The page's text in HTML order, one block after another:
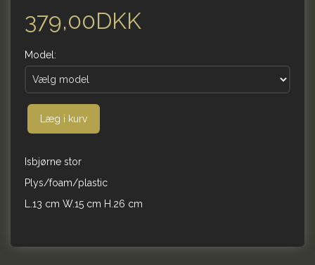
379,00DKK
Model:
Læg i kurv
Isbjørne stor
Plys/foam/plastic
L.13 cm W.15 cm H.26 cm